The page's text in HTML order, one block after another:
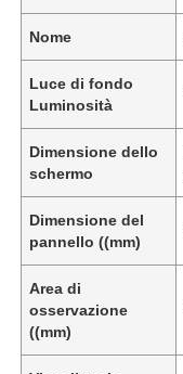
Nome
Luce di fondo
Luminosità
Dimensione dello
schermo
Dimensione del
pannello ((mm)
Area di
osservazione
((mm)